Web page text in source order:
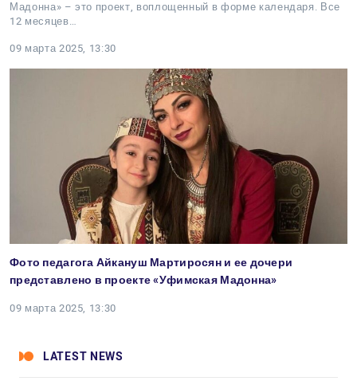
Мадонна» – это проект, воплощенный в форме календаря. Все
12 месяцев…
09 марта 2025, 13:30
Фото педагога Айкануш Мартиросян и ее дочери
представлено в проекте «Уфимская Мадонна»
09 марта 2025, 13:30
LATEST NEWS